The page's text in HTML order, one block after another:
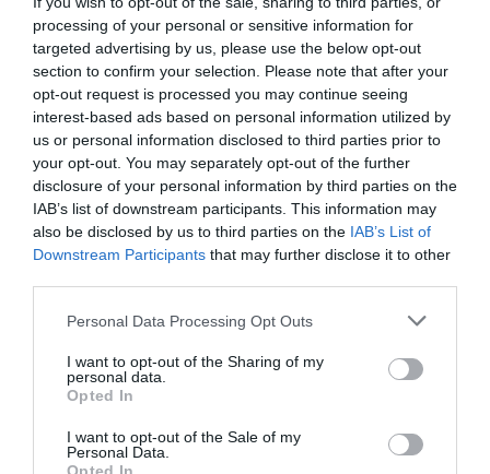
processing of your personal or sensitive information for
targeted advertising by us, please use the below opt-out
section to confirm your selection. Please note that after your
opt-out request is processed you may continue seeing
interest-based ads based on personal information utilized by
us or personal information disclosed to third parties prior to
your opt-out. You may separately opt-out of the further
disclosure of your personal information by third parties on the
IAB’s list of downstream participants. This information may
also be disclosed by us to third parties on the IAB’s List of
Downstream Participants that may further disclose it to other
Please note that this website/app uses one or more Google
not limited to your visit or usage behaviour. You may click to
grant or deny consent to Google and its third-party tags to
use your data for below specified purposes in below Google
consent section.
Personal Data Processing Opt Outs
I want to opt-out of the Sharing of my
personal data.
Opted In
I want to opt-out of the Sale of my
Personal Data.
CPI Hungary
STOP SHOP – Modern és fenntartható
bevásárlópark épül
A STOP SHOP a vásárlói élmény mellett a fenntarthatósági
energiahatékony gépészeti rendszerekkel, korszerű világítással,
parkolók és kényelmes közlekedési kapcsolatok is helyet kapnak,